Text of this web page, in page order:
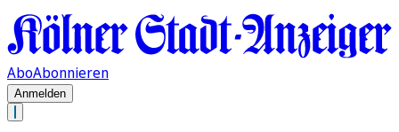
AboAbonnieren
Anmelden